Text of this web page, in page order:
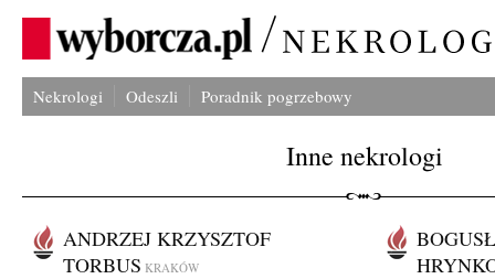
Nekrologi Odeszli Poradnik pogrzebowy
Inne nekrologi
ANDRZEJ KRZYSZTOF
TORBUS KRAKÓW